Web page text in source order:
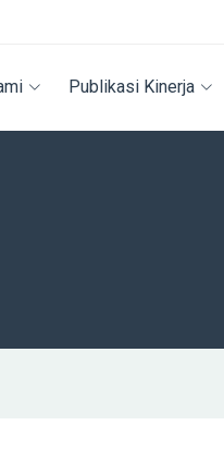
Publikasi Kinerja